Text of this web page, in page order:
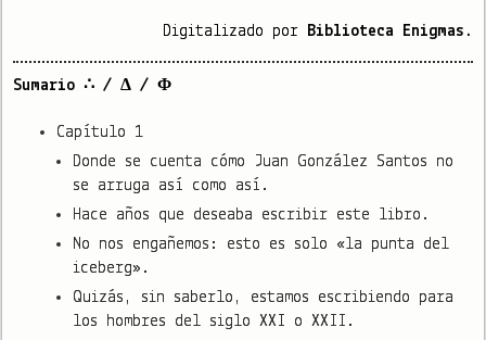
Digitalizado por Biblioteca Enigmas.
Sumario ∴ / Δ / Φ
Capítulo 1
Donde se cuenta cómo Juan González Santos no
se arruga así como así.
Hace años que deseaba escribir este libro.
No nos engañemos: esto es solo «la punta del
iceberg».
Quizás, sin saberlo, estamos escribiendo para
los hombres del siglo XXI o XXII.